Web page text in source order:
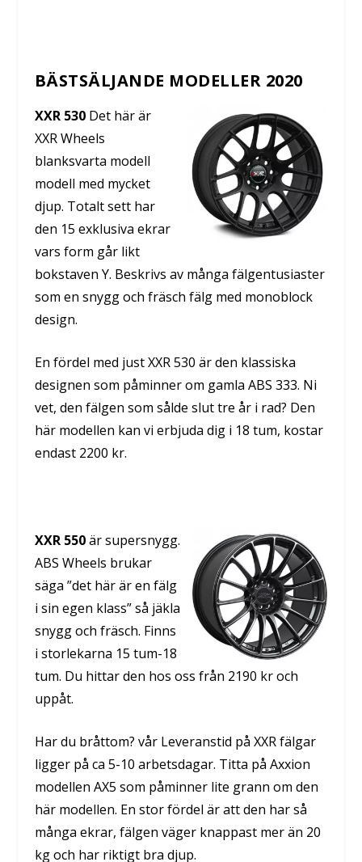
BÄSTSÄLJANDE MODELLER 2020
XXR 530 Det här är
XXR Wheels
blanksvarta modell
modell med mycket
djup. Totalt sett har
den 15 exklusiva ekrar
vars form går likt
bokstaven Y. Beskrivs av många fälgentusiaster
som en snygg och fräsch fälg med monoblock
design.
En fördel med just XXR 530 är den klassiska
designen som påminner om gamla ABS 333. Ni
vet, den fälgen som sålde slut tre år i rad? Den
här modellen kan vi erbjuda dig i 18 tum, kostar
endast 2200 kr.
XXR 550är supersnygg.
ABS Wheels brukar
säga ”det här är en fälg
i sin egen klass” så jäkla
snygg och fräsch. Finns
i storlekarna 15 tum-18
tum. Du hittar den hos oss från 2190 kr och
uppåt.
Har du bråttom? vår Leveranstid på XXR fälgar
ligger på ca 5-10 arbetsdagar. Titta på Axxion
modellen AX5 som påminner lite grann om den
här modellen. En stor fördel är att den har så
många ekrar, fälgen väger knappast mer än 20
kg och har riktigt bra djup.